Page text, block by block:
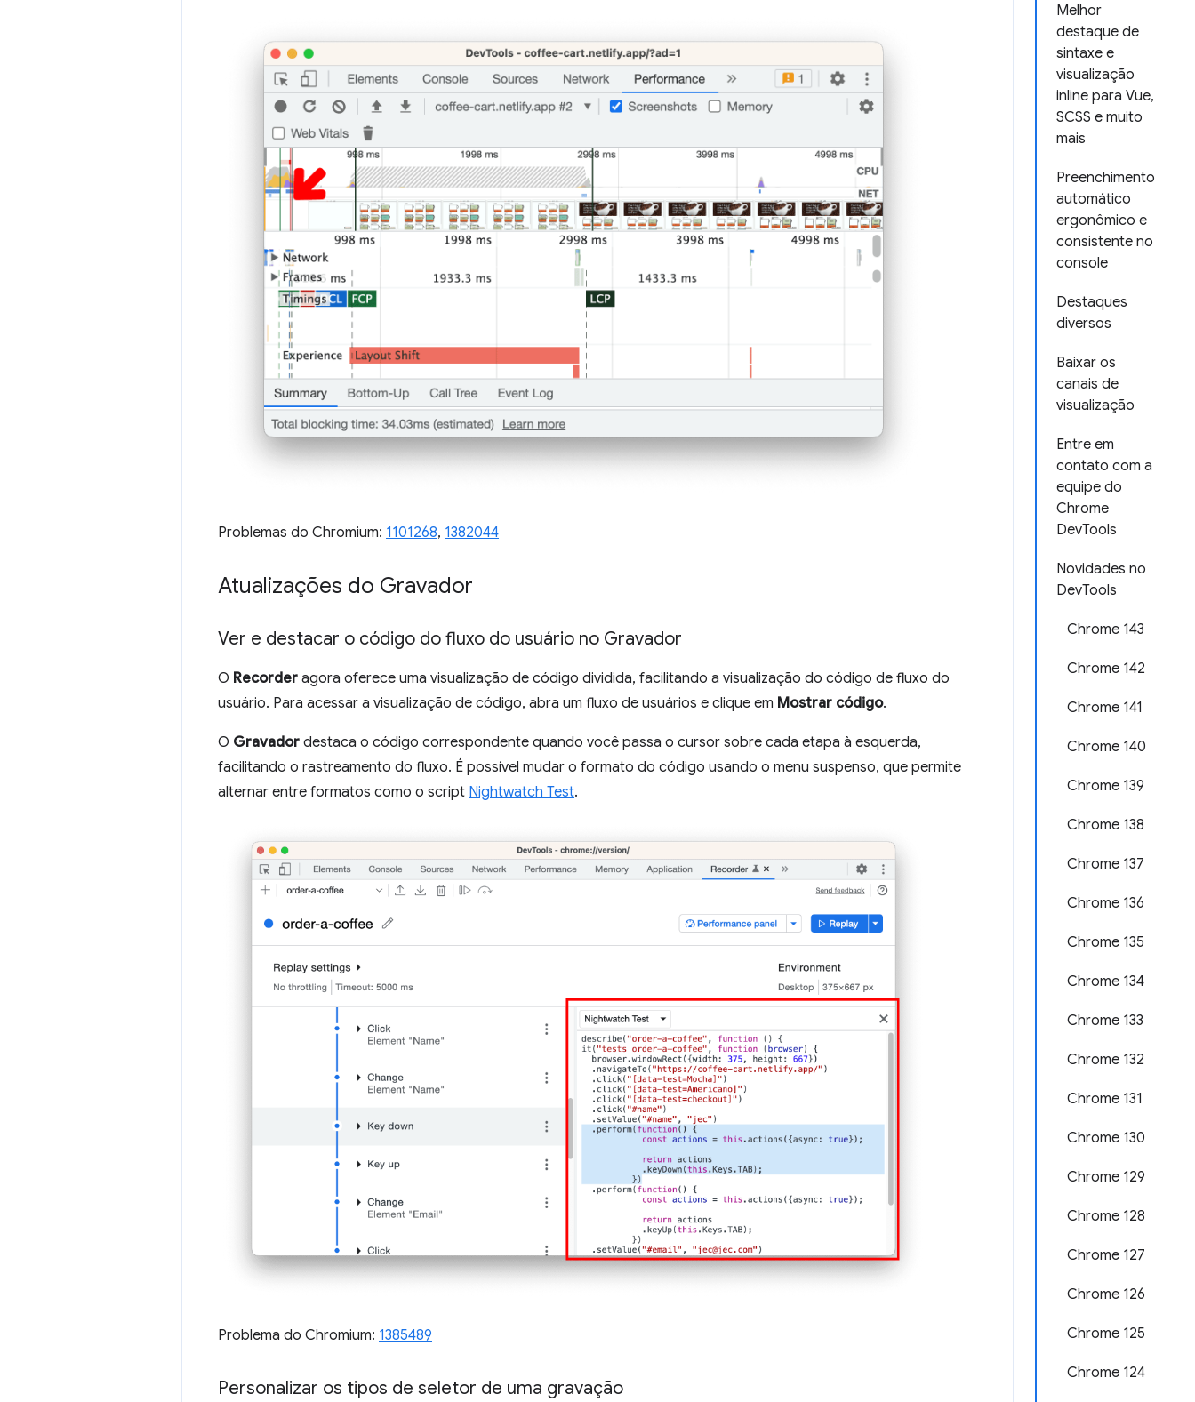
Melhor
destaque de
sintaxe e
visualização
inline para Vue,
SCSS e muito
mais
Preenchimento
automático
ergonômico e
consistente no
console
Destaques
diversos
Baixar os
canais de
visualização
Entre em
contato com a
equipe do
Chrome
DevTools
Novidades no
DevTools
Chrome 143
Chrome 142
Chrome 141
Chrome 140
Chrome 139
Chrome 138
Chrome 137
Chrome 136
Chrome 135
Chrome 134
Chrome 133
Chrome 132
Chrome 131
Chrome 130
Chrome 129
Chrome 128
Chrome 127
Chrome 126
Chrome 125
Chrome 124
Problemas do Chromium: 1101268, 1382044
Atualizações do Gravador
Ver e destacar o código do fluxo do usuário no Gravador
O Recorder agora oferece uma visualização de código dividida, facilitando a visualização do código de fluxo do
usuário. Para acessar a visualização de código, abra um fluxo de usuários e clique em Mostrar código.
O Gravador destaca o código correspondente quando você passa o cursor sobre cada etapa à esquerda,
facilitando o rastreamento do fluxo. É possível mudar o formato do código usando o menu suspenso, que permite
alternar entre formatos como o script Nightwatch Test.
Problema do Chromium: 1385489
Personalizar os tipos de seletor de uma gravação